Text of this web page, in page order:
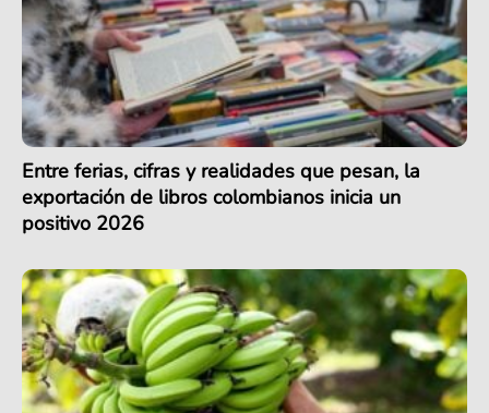
Entre ferias, cifras y realidades que pesan, la
exportación de libros colombianos inicia un
positivo 2026